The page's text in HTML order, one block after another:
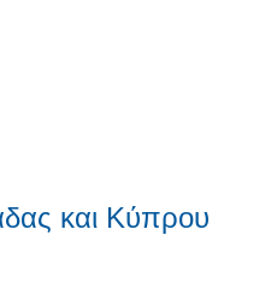
και Κύπρου